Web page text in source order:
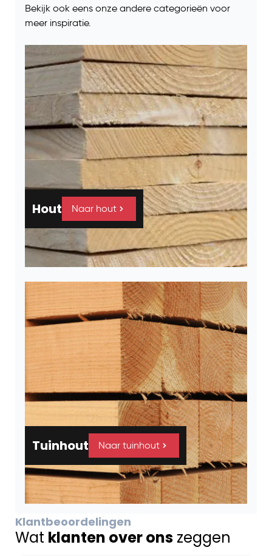
Bekijk ook eens onze andere categorieën voor
meer inspiratie.
Hout Naar hout
Tuinhout Naar tuinhout
Klantbeoordelingen
Wat klanten over ons zeggen